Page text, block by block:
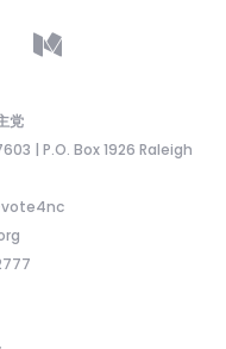
党
| P.O. Box 1926 Raleigh
vote4nc